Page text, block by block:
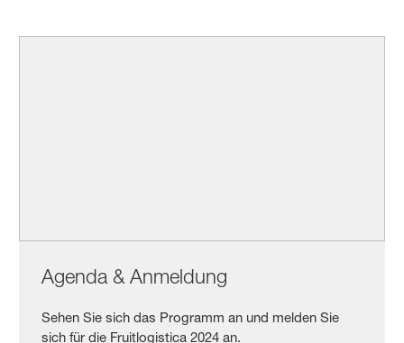
Agenda & Anmeldung
Sehen Sie sich das Programm an und melden Sie
sich für die Fruitlogistica 2024 an.